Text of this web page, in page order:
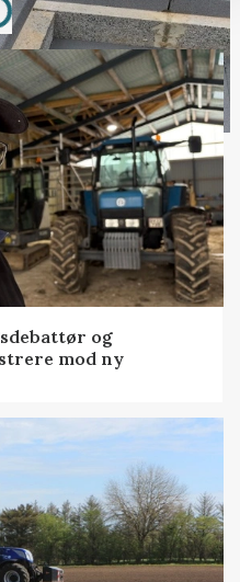
og
mod ny